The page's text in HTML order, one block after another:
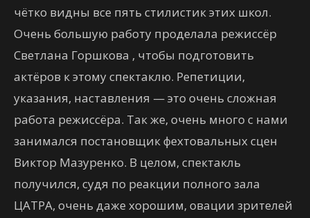
чётко видны все пять стилистик этих школ.
Очень большую работу проделала режиссёр
Светлана Горшкова , чтобы подготовить
актёров к этому спектаклю. Репетиции,
указания, наставления — это очень сложная
работа режиссёра. Так же, очень много с нами
занимался постановщик фехтовальных сцен
Виктор Мазуренко. В целом, спектакль
получился, судя по реакции полного зала
ЦАТРА, очень даже хорошим, овации зрителей